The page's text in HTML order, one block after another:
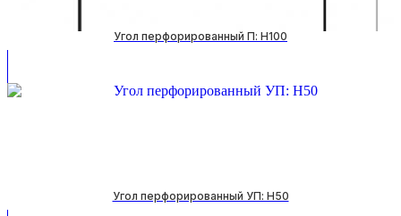
Угол перфорированный П: H100
Угол перфорированный УП: H50